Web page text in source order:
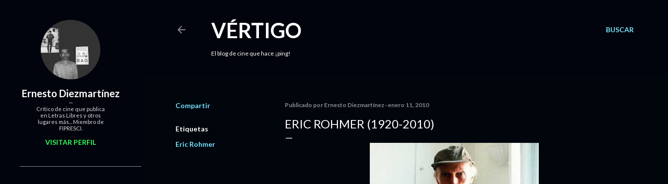
BUSCAR
VÉRTIGO
El blog de cine que hace ¡ping!
Compartir
Etiquetas
Eric Rohmer
Publicado por Ernesto Diezmartínez enero 11, 2010
ERIC ROHMER (1920-2010)
Ernesto Diezmartínez
Crítico de cine que publica
en Letras Libres y otros
lugares más... Miembro de
FIPRESCI.
VISITAR PERFIL